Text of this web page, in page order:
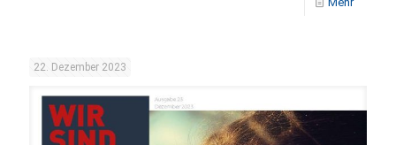
22. Dezember 2023